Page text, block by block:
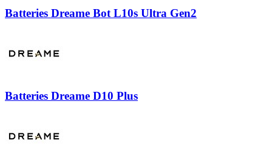
Batteries Dreame Bot L10s Ultra Gen2
Batteries Dreame D10 Plus